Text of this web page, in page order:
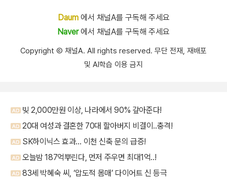
Daum에서 채널A를 구독해 주세요
Naver에서 채널A를 구독해 주세요
Copyright Ⓒ 채널A. All rights reserved. 무단 전재, 재배포
및 AI학습 이용 금지